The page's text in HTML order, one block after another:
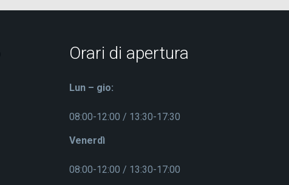
Orari di apertura
Lun – gio:
08:00-12:00 / 13:30-17:30
Venerdì
08:00-12:00 / 13:30-17:00